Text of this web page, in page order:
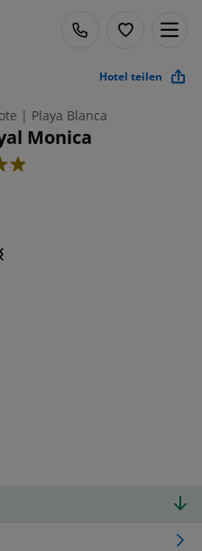
Hotel teilen
| Playa Blanca
Monica